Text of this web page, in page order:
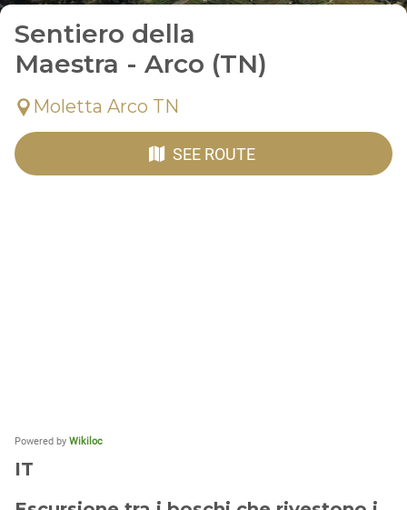
Sentiero della
Maestra - Arco (TN)
Moletta Arco TN
SEE ROUTE
Powered by Wikiloc
IT